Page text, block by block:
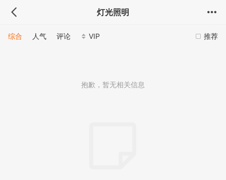
灯光照明
推荐
综合 人气 评论 VIP
抱歉，暂无相关信息